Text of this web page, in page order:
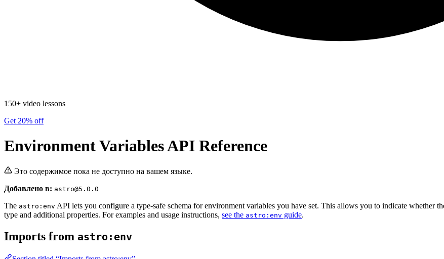
150+ video lessons
Get 20% off
Environment Variables API Reference
Это содержимое пока не доступно на вашем языке.
Добавлено в: astro@5.0.0
The astro:env API lets you configure a type-safe schema for environment variables you have set. This allows you to indicate whether
type and additional properties. For examples and usage instructions, see the astro:env guide.
Imports from astro:env